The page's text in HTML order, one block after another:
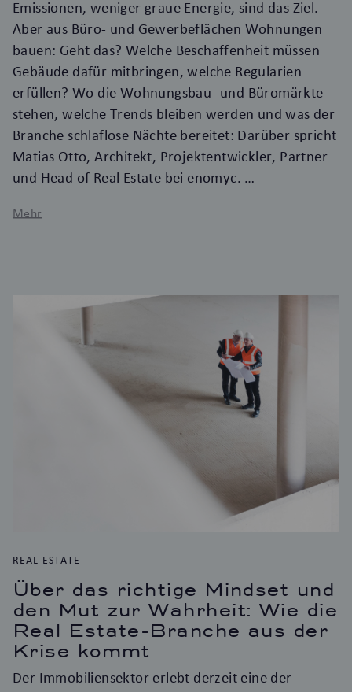
Emissionen, weniger graue Energie, sind das Ziel.
Aber aus Büro- und Gewerbeflächen Wohnungen
bauen: Geht das? Welche Beschaffenheit müssen
Gebäude dafür mitbringen, welche Regularien
erfüllen? Wo die Wohnungsbau- und Büromärkte
stehen, welche Trends bleiben werden und was der
Branche schlaflose Nächte bereitet: Darüber spricht
Matias Otto, Architekt, Projektentwickler, Partner
und Head of Real Estate bei enomyc.
Mehr
REAL ESTATE
Über das richtige Mindset und
den Mut zur Wahrheit: Wie die
Real Estate-Branche aus der
Krise kommt
Der Immobiliensektor erlebt derzeit eine der